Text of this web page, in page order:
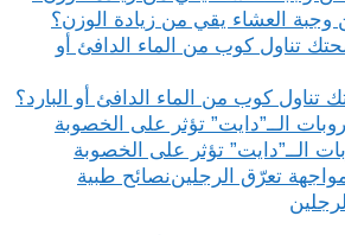
وجبة العشاء يقي من زيادة الوزن؟
تناول كوب من الماء الدافئ أو البارد؟
الــ”دايت” تؤثر على الخصوبة
نصائح طبية